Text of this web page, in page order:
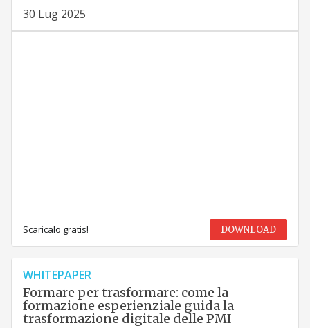
30 Lug 2025
Scaricalo gratis! DOWNLOAD
WHITEPAPER
Formare per trasformare: come la
formazione esperienziale guida la
trasformazione digitale delle PMI